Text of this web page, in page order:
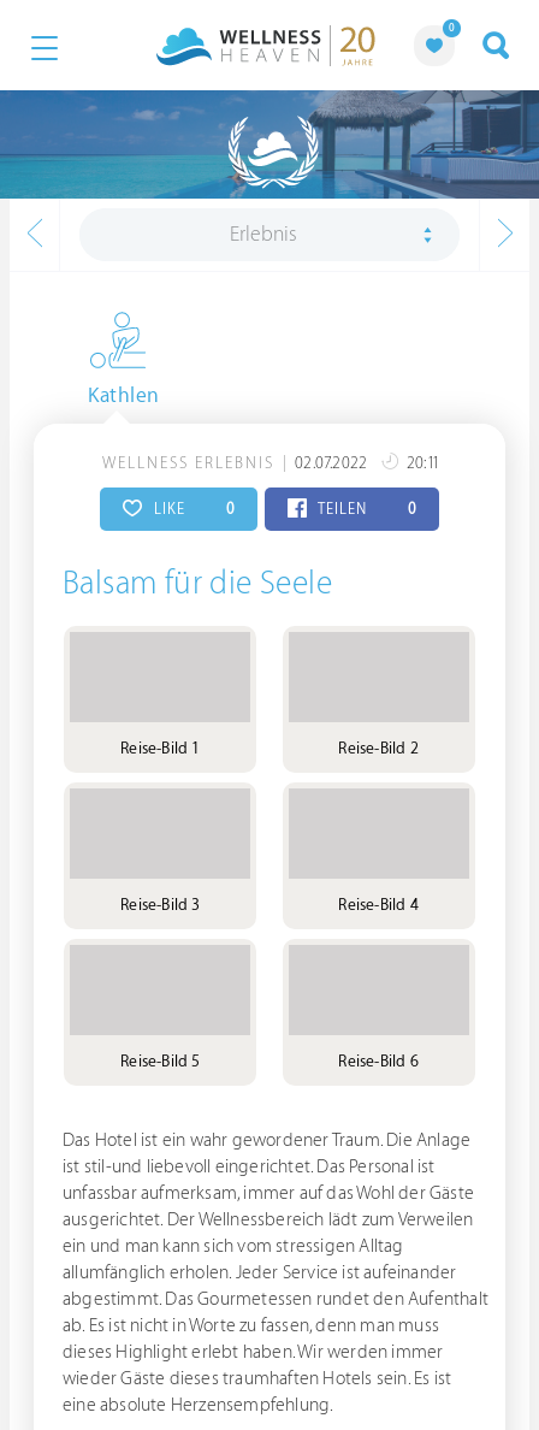
0
Erlebnis
Kathlen
WELLNESS ERLEBNIS 02.07.2022 20:11
LIKE 0 TEILEN 0
Balsam für die Seele
Reise-Bild 1 Reise-Bild 2
Reise-Bild 3 Reise-Bild 4
Reise-Bild 5 Reise-Bild 6
Das Hotel ist ein wahr gewordener Traum. Die Anlage
ist stil-und liebevoll eingerichtet. Das Personal ist
unfassbar aufmerksam, immer auf das Wohl der Gäste
ausgerichtet. Der Wellnessbereich lädt zum Verweilen
ein und man kann sich vom stressigen Alltag
allumfänglich erholen. Jeder Service ist aufeinander
abgestimmt. Das Gourmetessen rundet den Aufenthalt
ab. Es ist nicht in Worte zu fassen, denn man muss
dieses Highlight erlebt haben. Wir werden immer
wieder Gäste dieses traumhaften Hotels sein. Es ist
eine absolute Herzensempfehlung.